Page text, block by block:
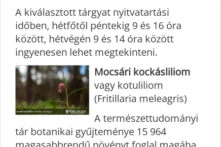
A kiválasztott tárgyat nyitvatartási
időben, hétfőtől péntekig 9 és 16 óra
között, hétvégén 9 és 14 óra között
ingyenesen lehet megtekinteni.
Mocsári kockásliliom
vagy kotuliliom
(Fritillaria meleagris)
A természettudományi
tár botanikai gyűjteménye 15 964